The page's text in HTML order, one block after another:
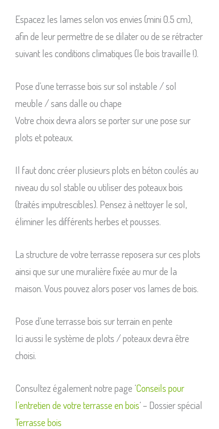
Espacez les lames selon vos envies (mini 0.5 cm),
afin de leur permettre de se dilater ou de se rétracter
suivant les conditions climatiques (le bois travaille !).
Pose d’une terrasse bois sur sol instable / sol
meuble / sans dalle ou chape
Votre choix devra alors se porter sur une pose sur
plots et poteaux.
Il faut donc créer plusieurs plots en béton coulés au
niveau du sol stable ou utiliser des poteaux bois
(traités imputrescibles). Pensez à nettoyer le sol,
éliminer les différents herbes et pousses.
La structure de votre terrasse reposera sur ces plots
ainsi que sur une muralière fixée au mur de la
maison. Vous pouvez alors poser vos lames de bois.
Pose d’une terrasse bois sur terrain en pente
Ici aussi le système de plots / poteaux devra être
choisi.
Consultez également notre page ‘Conseils pour
l’entretien de votre terrasse en bois‘ – Dossier spécial
Terrasse bois